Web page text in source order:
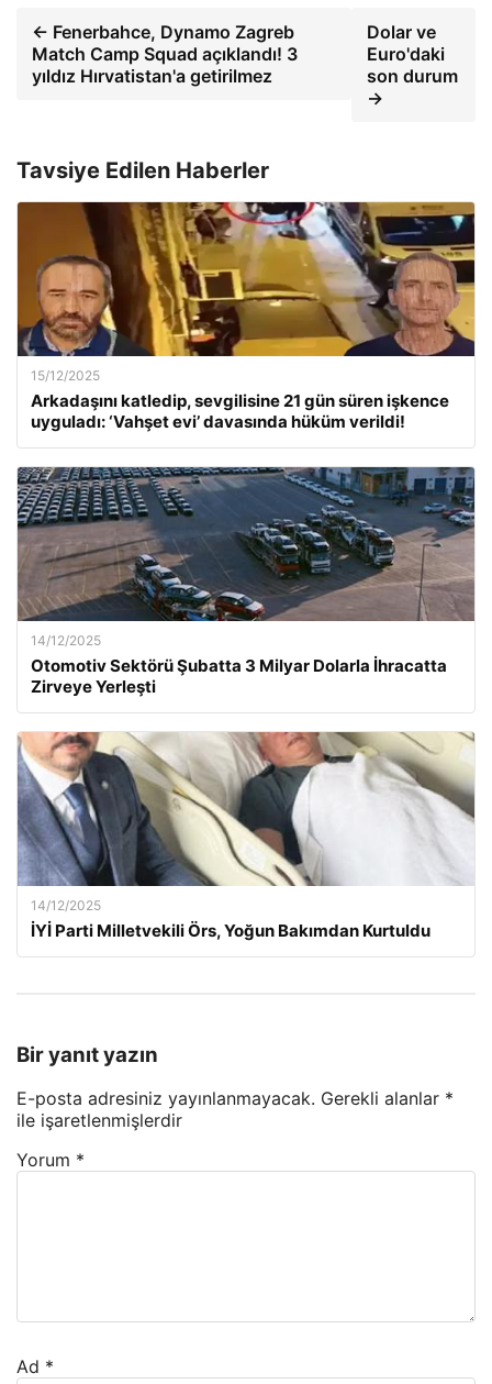
← Fenerbahce, Dynamo Zagreb
Match Camp Squad açıklandı! 3
yıldız Hırvatistan'a getirilmez
Dolar ve
Euro'daki
son durum
→
Tavsiye Edilen Haberler
15/12/2025
Arkadaşını katledip, sevgilisine 21 gün süren işkence
uyguladı: ‘Vahşet evi’ davasında hüküm verildi!
14/12/2025
Otomotiv Sektörü Şubatta 3 Milyar Dolarla İhracatta
Zirveye Yerleşti
14/12/2025
İYİ Parti Milletvekili Örs, Yoğun Bakımdan Kurtuldu
Bir yanıt yazın
E-posta adresiniz yayınlanmayacak. Gerekli alanlar *
ile işaretlenmişlerdir
Yorum *
Ad *